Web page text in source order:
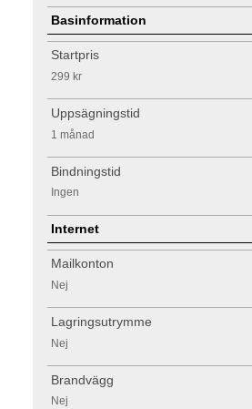
Basinformation
Startpris
299 kr
Uppsägningstid
1 månad
Bindningstid
Ingen
Internet
Mailkonton
Nej
Lagringsutrymme
Nej
Brandvägg
Nej